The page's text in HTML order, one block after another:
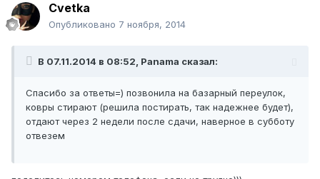
Cvetka
Опубликовано 7 ноября, 2014
В 07.11.2014 в 08:52, Panama сказал:
Спасибо за ответы=) позвонила на базарный переулок,
ковры стирают (решила постирать, так надежнее будет),
отдают через 2 недели после сдачи, наверное в субботу
отвезем